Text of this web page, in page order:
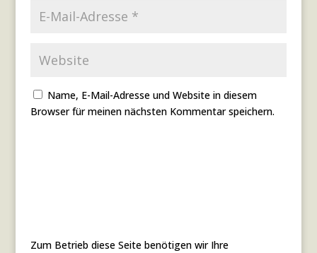
Name, E-Mail-Adresse und Website in diesem
Browser für meinen nächsten Kommentar speichern.
Zum Betrieb diese Seite benötigen wir Ihre